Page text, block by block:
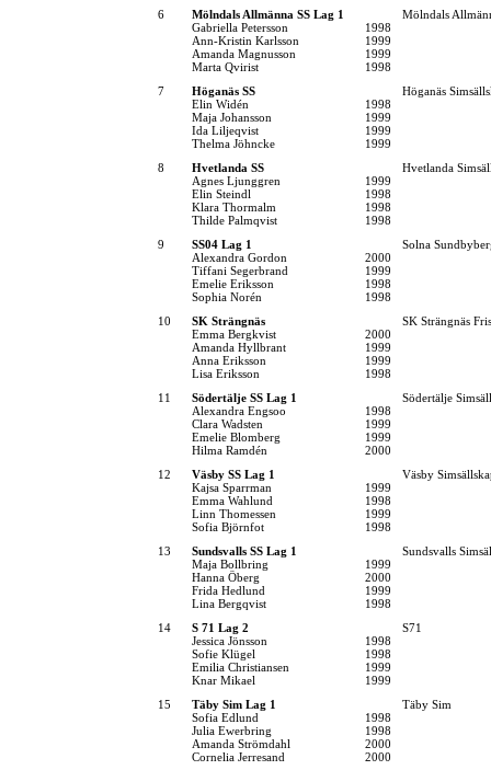
6 Mölndals Allmänna SS Lag 1
Mölndals
Gabriella Petersson
1998
Ann-Kristin Karlsson
1999
Amanda Magnusson
1999
Marta Qvirist
1998
7
Höganäs SS
Höganäs
Elin Widén
1998
Maja Johansson
1999
Ida Liljeqvist
1999
Thelma Jöhncke
1999
8
Hvetlanda SS
Hvetlanda
Agnes Ljunggren
1999
Elin Steindl
1998
Klara Thormalm
1998
Thilde Palmqvist
1998
9
SS04 Lag 1
Solna
Alexandra Gordon
2000
Tiffani Segerbrand
1999
Emelie Eriksson
1998
Sophia Norén
1998
10
SK Strängnäs
SK Strängnäs
Emma Bergkvist
2000
Amanda Hyllbrant
1999
Anna Eriksson
1999
Lisa Eriksson
1998
11
Södertälje SS Lag 1
Södertälje
Alexandra Engsoo
1998
Clara Wadsten
1999
Emelie Blomberg
1999
Hilma Ramdén
2000
12
Väsby SS Lag 1
Väsby
Kajsa Sparrman
1999
Emma Wahlund
1998
Linn Thomessen
1999
Sofia Björnfot
1998
13
Sundsvalls SS Lag 1
Sundsvalls
Maja Bollbring
1999
Hanna Öberg
2000
Frida Hedlund
1999
Lina Bergqvist
1998
14
S 71 Lag 2
S71
Jessica Jönsson
1998
Sofie Klügel
1998
Emilia Christiansen
1999
Knar Mikael
1999
15
Täby Sim Lag 1
Täby Sim
Sofia Edlund
1998
Julia Ewerbring
1998
Amanda Strömdahl
2000
Cornelia Jerresand
2000